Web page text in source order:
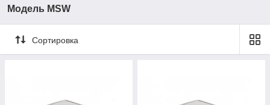
Модель MSW
Сортировка